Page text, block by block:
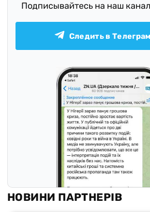
Подписывайтесь на наш
Следить в